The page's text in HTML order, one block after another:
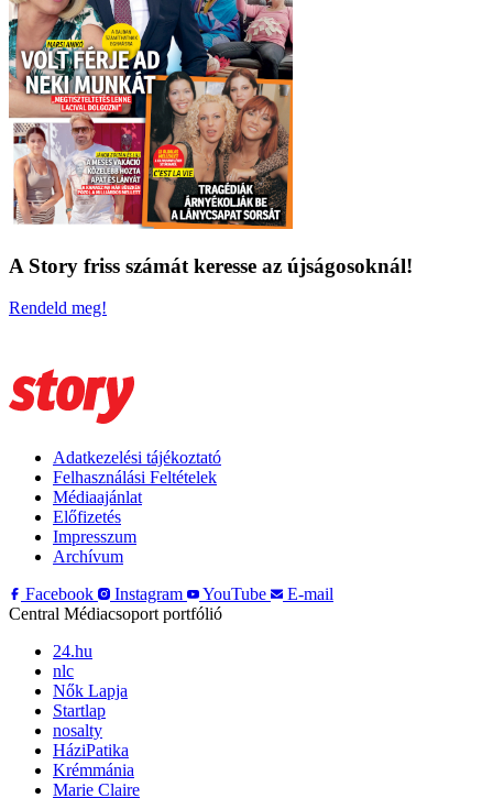
A Story friss számát keresse az újságosoknál!
Rendeld meg!
Adatkezelési tájékoztató
Felhasználási Feltételek
Médiaajánlat
Előfizetés
Impresszum
Archívum
Facebook
Instagram YouTube
E-mail
Central Médiacsoport portfólió
24.hu
nlc
Nők Lapja
Startlap
nosalty
HáziPatika
Krémmánia
Marie Claire